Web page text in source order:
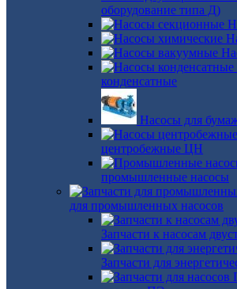
оборудование типа Д)
конденсатные
Насосы для
центробежные ЦН
промышленные насосы
для промышленных насосов
Запчасти к насосам
Запчасти для